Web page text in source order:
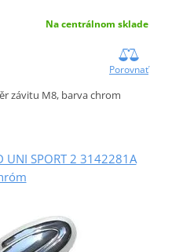
Na centrálnom sklade
Porovnať
závitu M8, barva chrom
UNI SPORT 2 3142281A